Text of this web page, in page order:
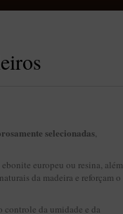
selecionadas,
europeu ou resina, além
da madeira e reforçam o
da umidade e da